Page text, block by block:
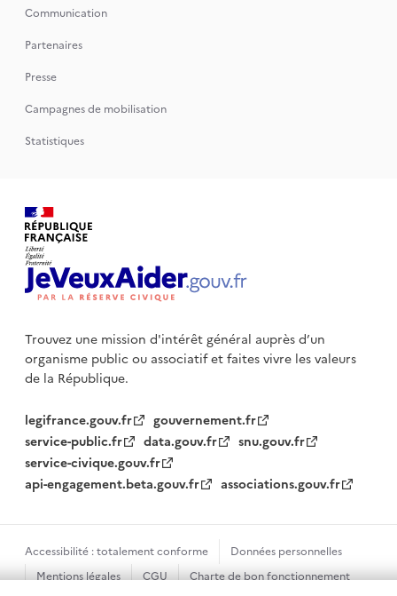
Communication
Partenaires
Presse
Campagnes de mobilisation
Statistiques
Trouvez une mission d'intérêt général auprès d’un
organisme publicou associatif et faites vivre les valeurs
de la République.
legifrance.gouv.fr
gouvernement.fr
service-public.fr
data.gouv.fr
snu.gouv.fr
service-civique.gouv.fr
api-engagement.beta.gouv.fr
associations.gouv.fr
Accessibilité : totalement conforme
Données personnelles
Mentions légales
CGU
Charte de bon fonctionnement